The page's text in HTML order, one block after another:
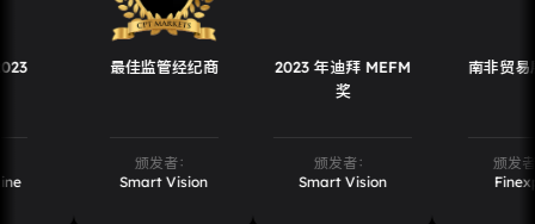
佳监管经纪商
Smart Vision
2023 年迪拜 MEFM
Smart Vision
南非贸易展览会
Finexpo